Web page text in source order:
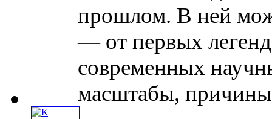
прошлом. В ней
— от первых
современных
масштабы,